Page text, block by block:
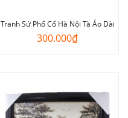
Tranh Sứ Phố Cổ Hà Nội Tà Áo Dài
300.000₫